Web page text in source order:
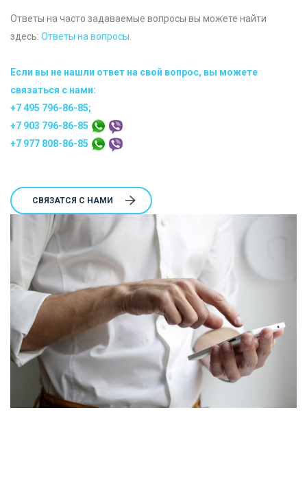
Ответы на часто задаваемые вопросы вы можете найти
здесь: Ответы на вопросы
Если вы не нашли ответ на свой вопрос, вы можете
связаться с нами:
+7 495 796-86-85;
+7 903 796-86-85
+7 977 808-86-85
CВЯЗАТСЯ С НАМИ